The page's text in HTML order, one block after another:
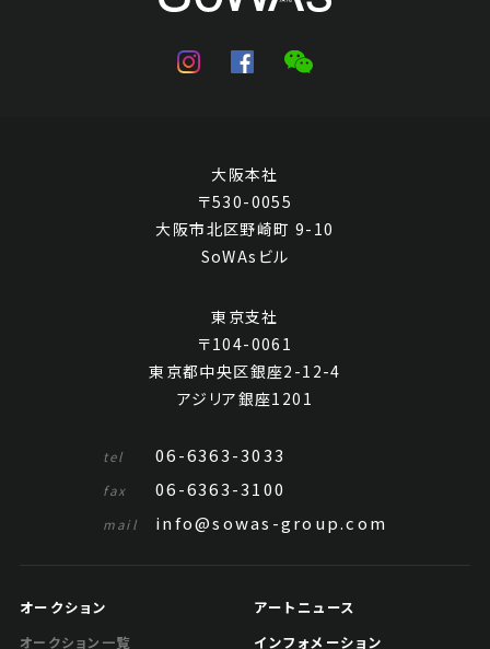
大阪本社
〒530-0055
大阪市北区野崎町 9-10
SoWAsビル
東京支社
〒104-0061
東京都中央区銀座2-12-4
アジリア銀座1201
tel 06-6363-3033
fax 06-6363-3100
mail info@sowas-group.com
オークション
オークション一覧
アートニュース
インフォメーション